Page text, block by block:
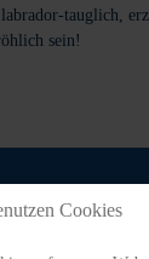
labrador-tauglich,
sein!
Cookies